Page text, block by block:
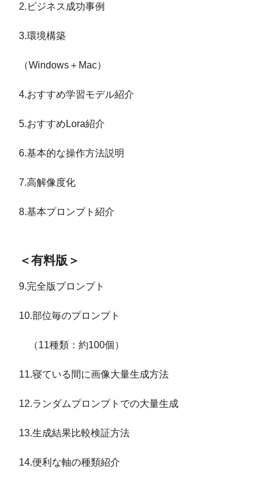
2.ビジネス成功事例
3.環境構築
（Windows＋Mac）
4.おすすめ学習モデル紹介
5.おすすめLora紹介
6.基本的な操作方法説明
7.高解像度化
8.基本プロンプト紹介
＜有料版＞
9.完全版プロンプト
10.部位毎のプロンプト
（11種類：約100個）
11.寝ている間に画像大量生成方法
12.ランダムプロンプトでの大量生成
13.生成結果比較検証方法
14.便利な軸の種類紹介